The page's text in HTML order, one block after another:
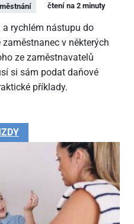
čtení na 2 minuty
rychlém nástupu do
v některých
ze zaměstnavatelů
si sám podat daňové
příklady.